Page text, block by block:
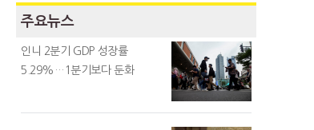
주요뉴스
인니 2분기 GDP 성장률
5.29%…1분기보다 둔화